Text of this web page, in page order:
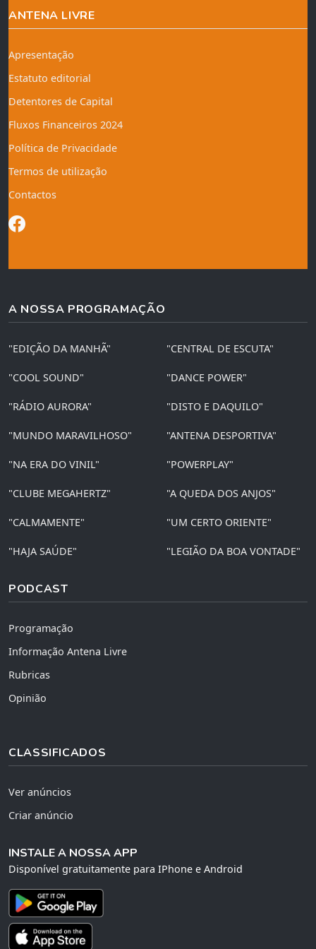
ANTENA LIVRE
Apresentação
Estatuto editorial
Detentores de Capital
Fluxos Financeiros 2024
Política de Privacidade
Termos de utilização
Contactos
A NOSSA PROGRAMAÇÃO
"EDIÇÃO DA MANHÃ" "CENTRAL DE ESCUTA"
"COOL SOUND" "DANCE POWER"
"RÁDIO AURORA" "DISTO E DAQUILO"
"MUNDO MARAVILHOSO" "ANTENA DESPORTIVA"
"NA ERA DO VINIL" "POWERPLAY"
"CLUBE MEGAHERTZ" "A QUEDA DOS ANJOS"
"CALMAMENTE" "UM CERTO ORIENTE"
"HAJA SAÚDE" "LEGIÃO DA BOA VONTADE"
PODCAST
Programação
Informação Antena Livre
Rubricas
Opinião
CLASSIFICADOS
Ver anúncios
Criar anúncio
INSTALE A NOSSA APP
Disponível gratuitamente para IPhone e Android